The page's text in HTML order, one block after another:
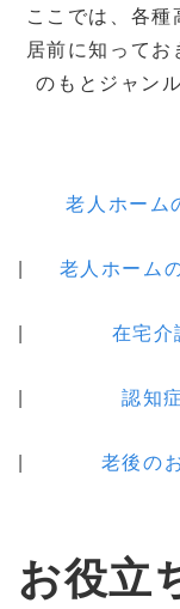
ここでは、各
居前に知って
のもとジャン
老人ホーム
老人ホーム
在宅介
認知症
老後の
お役立